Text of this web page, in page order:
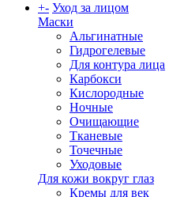
+- Уход за лицом
Маски
Альгинатные
Гидрогелевые
Для контура лица
Карбокси
Кислородные
Ночные
Очищающие
Тканевые
Точечные
Уходовые
Для кожи вокруг глаз
Кремы для век